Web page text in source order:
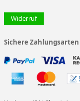
Widerruf
Sichere Zahlungsarten